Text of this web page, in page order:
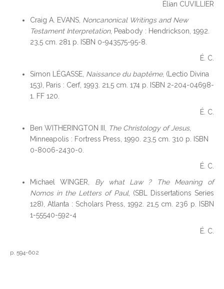
Élian CUVILLIER
Craig A. EVANS, Noncanonical Writings and New
Testament Interpretation, Peabody : Hendrickson, 1992.
23,5 cm. 281 p. ISBN 0-943575-95-8.
É. C.
Simon LÉGASSE, Naissance du baptême, (Lectio Divina
153), Paris : Cerf, 1993. 21,5 cm. 174 p. ISBN 2-204-04698-
1. FF 120.
É. C.
Ben WITHERINGTON III,
The Christology of Jesus,
Minneapolis : Fortress Press, 1990. 23,5 cm. 310 p. ISBN
0-8006-2430-0.
É. C.
Michael WINGER, By what Law ? The Meaning of
Nomos in the Letters of Paul, (SBL Dissertations Series
128), Atlanta : Scholars Press, 1992. 21,5 cm. 236 p. ISBN
1-55540-592-4
É. C.
p. 594-602